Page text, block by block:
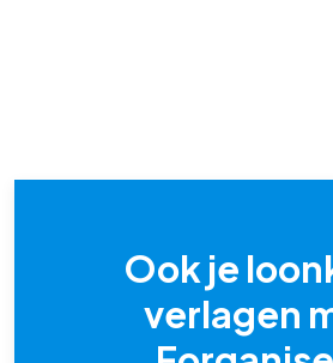
Ook je
verlagen